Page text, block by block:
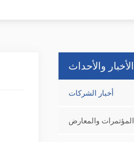
الأخبار والأحداث
أخبار الشركات
المؤتمرات والمعارض